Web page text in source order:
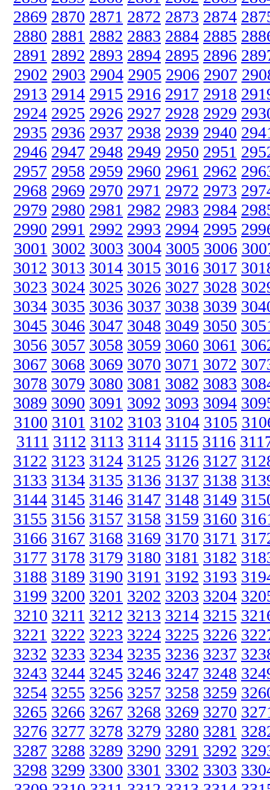
2869 2870 2871 2872 2873 2874
2880 2881 2882 2883 2884 2885
2891 2892 2893 2894 2895 2896
2902 2903 2904 2905 2906 2907
2913 2914 2915 2916 2917 2918
2924 2925 2926 2927 2928 2929
2935 2936 2937 2938 2939 2940
2946 2947 2948 2949 2950 2951
2957 2958 2959 2960 2961 2962
2968 2969 2970 2971 2972 2973
2979 2980 2981 2982 2983 2984
2990 2991 2992 2993 2994 2995
3001 3002 3003 3004 3005 3006
3012 3013 3014 3015 3016 3017
3023 3024 3025 3026 3027 3028
3034 3035 3036 3037 3038 3039
3045 3046 3047 3048 3049 3050
3056 3057 3058 3059 3060 3061
3067 3068 3069 3070 3071 3072
3078 3079 3080 3081 3082 3083
3089 3090 3091 3092 3093 3094
3100 3101 3102 3103 3104 3105
3111 3112 3113 3114 3115 3116
3122 3123 3124 3125 3126 3127
3133 3134 3135 3136 3137 3138
3144 3145 3146 3147 3148 3149
3155 3156 3157 3158 3159 3160
3166 3167 3168 3169 3170 3171
3177 3178 3179 3180 3181 3182
3188 3189 3190 3191 3192 3193
3199 3200 3201 3202 3203 3204
3210 3211 3212 3213 3214 3215
3221 3222 3223 3224 3225 3226
3232 3233 3234 3235 3236 3237
3243 3244 3245 3246 3247 3248
3254 3255 3256 3257 3258 3259
3265 3266 3267 3268 3269 3270
3276 3277 3278 3279 3280 3281
3287 3288 3289 3290 3291 3292
3298 3299 3300 3301 3302 3303